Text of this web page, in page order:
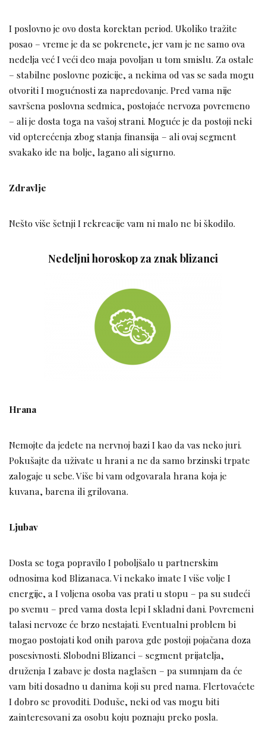
I poslovno je ovo dosta korektan period. Ukoliko tražite
posao – vreme je da se pokrenete, jer vam je ne samo ova
nedelja već I veći deo maja povoljan u tom smislu. Za ostale
– stabilne poslovne pozicije, a nekima od vas se sada mogu
otvoriti I mogućnosti za napredovanje. Pred vama nije
savršena poslovna sedmica, postojaće nervoza povremeno
– ali je dosta toga na vašoj strani. Moguće je da postoji neki
vid opterećenja zbog stanja finansija – ali ovaj segment
svakako ide na bolje, lagano ali sigurno.
Zdravlje
Nešto više šetnji I rekreacije vam ni malo ne bi škodilo.
Nedeljni horoskop za znak blizanci
Hrana
Nemojte da jedete na nervnoj bazi I kao da vas neko juri.
Pokušajte da uživate u hrani a ne da samo brzinski trpate
zalogaje u sebe. Više bi vam odgovarala hrana koja je
kuvana, barena ili grilovana.
Ljubav
Dosta se toga popravilo I poboljšalo u partnerskim
odnosima kod Blizanaca. Vi nekako imate I više volje I
energije, a I voljena osoba vas prati u stopu – pa su sudeći
po svemu – pred vama dosta lepi I skladni dani. Povremeni
talasi nervoze će brzo nestajati. Eventualni problem bi
mogao postojati kod onih parova gde postoji pojačana doza
posesivnosti. Slobodni Blizanci – segment prijatelja,
druženja I zabave je dosta naglašen – pa sumnjam da će
vam biti dosadno u danima koji su pred nama. Flertovaćete
I dobro se provoditi. Doduše, neki od vas mogu biti
zainteresovani za osobu koju poznaju preko posla.